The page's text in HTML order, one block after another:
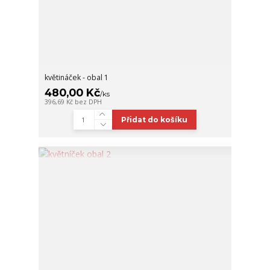
květináček - obal 1
480,00 Kč/ks
396,69 Kč bez DPH
Přidat do košíku